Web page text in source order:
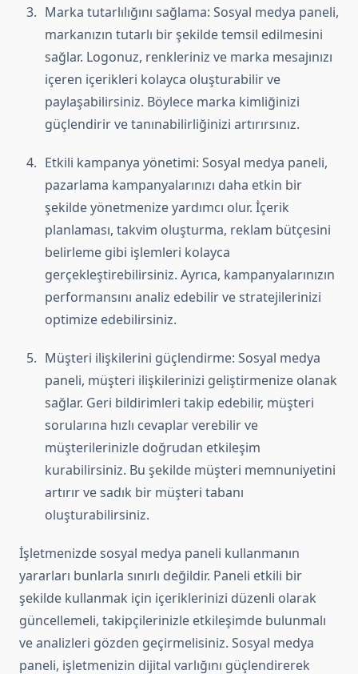
Marka tutarlılığını sağlama: Sosyal medya paneli,
markanızın tutarlı bir şekilde temsil edilmesini
sağlar. Logonuz, renkleriniz ve marka mesajınızı
içeren içerikleri kolayca oluşturabilir ve
paylaşabilirsiniz. Böylece marka kimliğinizi
güçlendirir ve tanınabilirliğinizi artırırsınız.
Etkili kampanya yönetimi: Sosyal medya paneli,
pazarlama kampanyalarınızı daha etkin bir
şekilde yönetmenize yardımcı olur. İçerik
planlaması, takvim oluşturma, reklam bütçesini
belirleme gibi işlemleri kolayca
gerçekleştirebilirsiniz. Ayrıca, kampanyalarınızın
performansını analiz edebilir ve stratejilerinizi
optimize edebilirsiniz.
Müşteri ilişkilerini güçlendirme: Sosyal medya
paneli, müşteri ilişkilerinizi geliştirmenize olanak
sağlar. Geri bildirimleri takip edebilir, müşteri
sorularına hızlı cevaplar verebilir ve
müşterilerinizle doğrudan etkileşim
kurabilirsiniz. Bu şekilde müşteri memnuniyetini
artırır ve sadık bir müşteri tabanı
oluşturabilirsiniz.
İşletmenizde sosyal medya paneli kullanmanın
yararları bunlarla sınırlı değildir. Paneli etkili bir
şekilde kullanmak için içeriklerinizi düzenli olarak
güncellemeli, takipçilerinizle etkileşimde bulunmalı
ve analizleri gözden geçirmelisiniz. Sosyal medya
paneli, işletmenizin dijital varlığını güçlendirerek